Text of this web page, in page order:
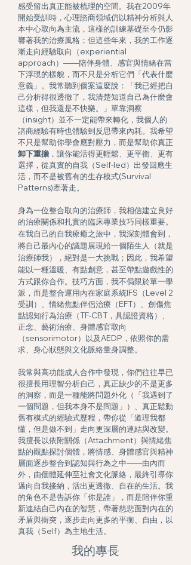
感受留出真正能被梳理的空間。我在2009年
開始受訓時，心理諮商領域仍以精神分析與人
本中心取向為主流，這樣的訓練基礎至今仍影
響著我的治療風格；但這些年來，我的工作逐
漸走向經驗取向（experiential
approach）——陪伴身體、感官與情緒在當
下浮現的樣貌，而不只是分析它們「代表什麼
意義」。 我常聽到個案這麼說：「我已經把自
己分析得很透徹了，我清楚知道自己為什麼會
這樣，但我還是不快樂。」單靠洞察
（insight）並不一定能帶來轉化，我個人的
諮商經驗有時也體驗到反思帶來內耗。我希望
不只是幫助你學會應對壓力，而是幫助你真正
卸下重擔 ，讓你能活得更輕鬆、更平衡、更有
選擇，從真實的自我（Self-led）出發回應生
活，而不是被舊有的生存模式(Survival
Patterns)牽著走。
身為一位整合取向的治療師，我相信建立良好
的治療關係和扎實的臨床專業技巧同樣重要。
在我自己的自我療癒之旅中，我深刻體會到，
將自己最內心的議題展現給一個陌生人（就是
治療師我），絕對是一大挑戰 ； 因此，我希望
能以一種溫暖、有點創意，甚至帶點遊戲性的
方式跟你合作。技巧方面， 我不侷限於單一學
派，而是整合運用內在家庭系統IFS（Level 2
受訓）、情緒焦點伴侶治療（EFT）、創傷焦
點認知行為治療（TF-CBT，具認證資格）、
正念、藝術治療、身體感官取向
（sensorimotor）以及AEDP，依照你的需
求、身心狀態與文化脈絡量身調整。
我常與高功能成人合作中發現，你們往往早已
很擅長用理智分析自己，真正缺少的不是更多
的洞察，而是一種能將問題外化（「我遇到了
一個問題，但我本身不是問題」）、真正鬆動
舊有模式的經驗式歷程，帶你從「道理我都
懂，但是做不到」走向更深層的連結與改變。
我擅長以依附關係（Attachment）與情緒焦
點的觀點探討個體，將情感、身體感官與精神
層面逐步整合到認知與行為之中——由內而
外，由個體延伸至社會文化脈絡，最終引導你
邁向自我接納，活出更透徹、自在的生活。我
的角色不是告訴你「你是誰」，而是陪伴你重
新連結自己內在的智慧，帶著慈悲面對內在的
矛盾與衝突，逐步走向更多的平衡、自由，以
真我（Self）為主地生活。
我的專長